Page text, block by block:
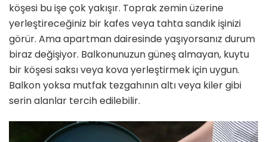
köşesi bu işe çok yakışır. Toprak zemin üzerine
yerleştireceğiniz bir kafes veya tahta sandık işinizi
görür. Ama apartman dairesinde yaşıyorsanız durum
biraz değişiyor. Balkonunuzun güneş almayan, kuytu
bir köşesi saksı veya kova yerleştirmek için uygun.
Balkon yoksa mutfak tezgahının altı veya kiler gibi
serin alanlar tercih edilebilir.